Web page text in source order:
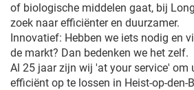
of biologische middelen gaat, bij
zoek naar efficiënter en duurzamer.
Innovatief: Hebben we iets nodig en
de markt? Dan bedenken we het zelf.
Al 25 jaar zijn wij 'at your service' om
efficiënt op te lossen in Heist-op-den-